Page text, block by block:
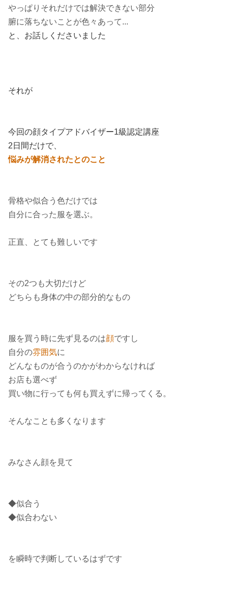
やっぱりそれだけでは解決できない部分
腑に落ちないことが色々あって...
と、お話しくださいました
それが
今回の顔タイプアドバイザー1級認定講座
2日間だけで、
悩みが解消されたとのこと
骨格や似合う色だけでは
自分に合った服を選ぶ。
正直、とても難しいです
その2つも大切だけど
どちらも身体の中の部分的なもの
服を買う時に先ず見るのは顔ですし
自分の雰囲気に
どんなものが合うのかがわからなければ
お店も選べず
買い物に行っても何も買えずに帰ってくる。
そんなことも多くなります
みなさん顔を見て
◆似合う
◆似合わない
を瞬時で判断しているはずです